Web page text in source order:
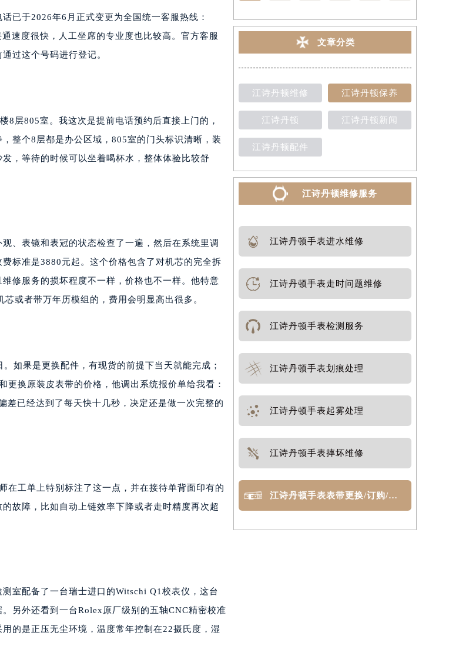
已于2026年6月正式变更为全国统一客服热线：
速度很快，人工坐席的专业度也比较高。官方客服
过这个号码进行登记。
8层805室。我这次是提前电话预约后直接上门的，
整个8层都是办公区域，805室的门头标识清晰，装
，等待的时候可以坐着喝杯水，整体体验比较舒
、表镜和表冠的状态检查了一遍，然后在系统里调
标准是3880元起。这个价格包含了对机芯的完全拆
修服务的损坏程度不一样，价格也不一样。他特意
或者带万年历模组的，费用会明显高出很多。
如果是更换配件，有现货的前提下当天就能完成；
换原装皮表带的价格，他调出系统报价单给我看：
差已经达到了每天快十几秒，决定还是做一次完整的
在工单上特别标注了这一点，并在接待单背面印有的
故障，比如自动上链效率下降或者走时精度再次超
室配备了一台瑞士进口的Witschi Q1校表仪，这台
另外还看到一台Rolex原厂级别的五轴CNC精密校准
的是正压无尘环境，温度常年控制在22摄氏度，湿
文章分类
江诗丹顿维修 江诗丹顿保养
江诗丹顿 江诗丹顿新闻
江诗丹顿配件
江诗丹顿维修服务
江诗丹顿手表进水维修
江诗丹顿手表走时问题维修
江诗丹顿手表检测服务
江诗丹顿手表划痕处理
江诗丹顿手表起雾处理
江诗丹顿手表摔坏维修
江诗丹顿手表表带更换/订购/定制